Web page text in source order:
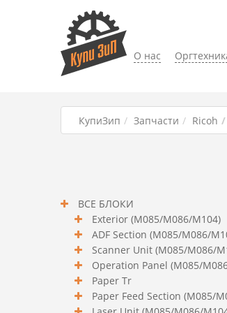
О нас
КупиЗип Запчасти Ricoh
ВСЕ БЛОКИ
Exterior (M085/M086/M104)
ADF Section (M085/M086/
Scanner Unit (M085/M086/
Operation Panel (M085/
Paper Tr
Paper Feed Section (M085/